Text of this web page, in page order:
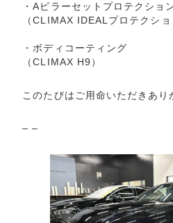
・Aピラーセットプロテクショ
（CLIMAX IDEALプロテクショ
・ボディコーティング
（CLIMAX H9）
このたびはご用命いただきあり
– –